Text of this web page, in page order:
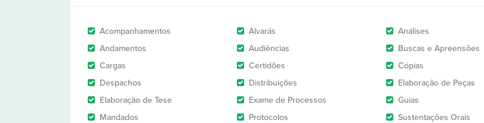
Acompanhamentos Alvarás
Análises
Andamentos
Audiências
Buscas e Apreensões
Cargas
Certidões
Cópias
Despachos
Distribuições
Elaboração de Peças
Elaboração de Tese
Exame de Processos
Guias
Mandados
Protocolos Sustentações Orais